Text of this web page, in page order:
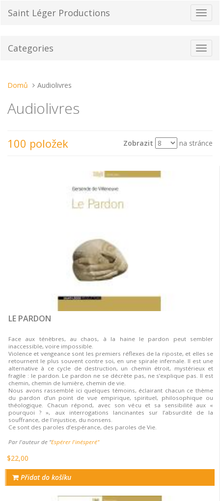
Saint Léger Productions
Categories
Nacházíte
tady:
Domů Audiolivres
Audiolivres
100 položek Zobrazit na stránce
LE PARDON
Face aux ténèbres, au chaos, à la haine le pardon peut sembler
inaccessible, voire impossible.
Violence et vengeance sont les premiers réflexes de la riposte, et elles se
retournent le plus souvent contre soi, en une spirale infernale. Il est une
alternative à ce cycle de destruction, un chemin étroit, mystérieux et
fragile : le pardon. Le pardon ne se décrète pas, ne s’explique pas. Il est
chemin, chemin de lumière, chemin de vie.
Nous avons rassemblé ici quelques témoins, éclairant chacun ce thème
du pardon d’un point de vue empirique, spirituel, philosophique ou
théologique. Chacun répond, avec son vécu et sa sensibilité aux «
pourquoi ? », aux interrogations lancinantes sur l’absurdité de la
souffrance, de l'injustice, du nonsens.
Ce sont des paroles d’espérance, des paroles de Vie.
Par l'auteur de "Espérer l'inésperé"
$22,00
Přidat do košíku